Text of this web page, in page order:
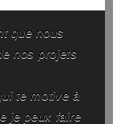
que nous
nos projets
te motive à
je peux faire